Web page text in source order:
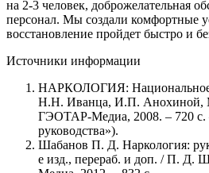
на 2-3 человек, доброжелательная
персонал. Мы создали комфортные
восстановление пройдет быстро и
Источники информации
НАРКОЛОГИЯ: Национальное
Н.Н. Иванца, И.П. Анохиной,
ГЭОТАР-Медиа, 2008. – 720 с.
руководства»).
Шабанов П. Д. Наркология:
е изд., перераб. и доп. / П.